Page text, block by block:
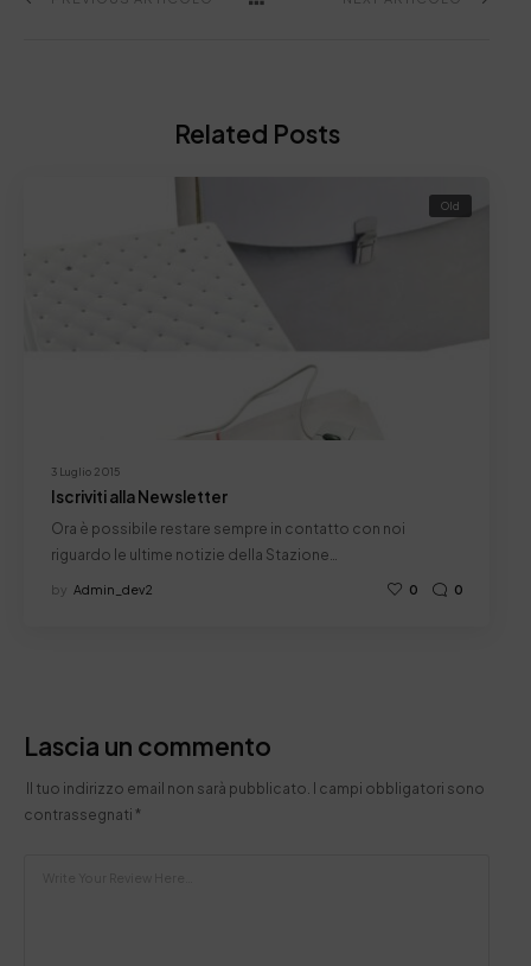
Related Posts
3 Luglio 2015
Old
Iscriviti alla Newsletter
Ora è possibile restare sempre in contatto con noi
riguardo le ultime notizie della Stazione…
by Admin_dev2 0 0
Lascia un commento
Il tuo indirizzo email non sarà pubblicato. I campi obbligatori sono
contrassegnati *